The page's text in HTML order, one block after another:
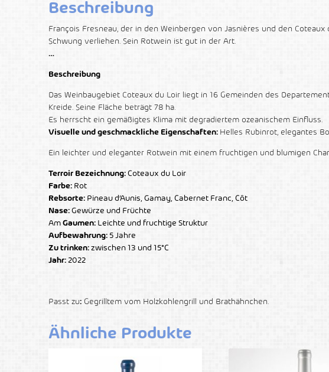
Beschreibung
François Fresneau, der in den Weinbergen von Jasnières und den
Schwung verliehen. Sein Rotwein ist gut in der Art.
…
Beschreibung
Das Weinbaugebiet Coteaux du Loir liegt in 16 Gemeinden des
Kreide. Seine Fläche beträgt 78 ha.
Es herrscht ein gemäßigtes Klima mit degradiertem ozeanischem Einfluss.
Visuelle und geschmackliche Eigenschaften: Helles Rubinrot, elegantes
Ein leichter und eleganter Rotwein mit einem fruchtigen und blumigen
Terroir Bezeichnung: Coteaux du Loir
Farbe: Rot
Rebsorte: Pineau d’Aunis, Gamay, Cabernet Franc, Côt
Nase: Gewürze und Früchte
AmGaumen: Leichte und fruchtige Struktur
Aufbewahrung: 5 Jahre
Zu trinken:zwischen 13 und 15°C
Jahr: 2022
Passt zu: Gegrilltem vom Holzkohlengrill und Brathähnchen.
Ähnliche Produkte